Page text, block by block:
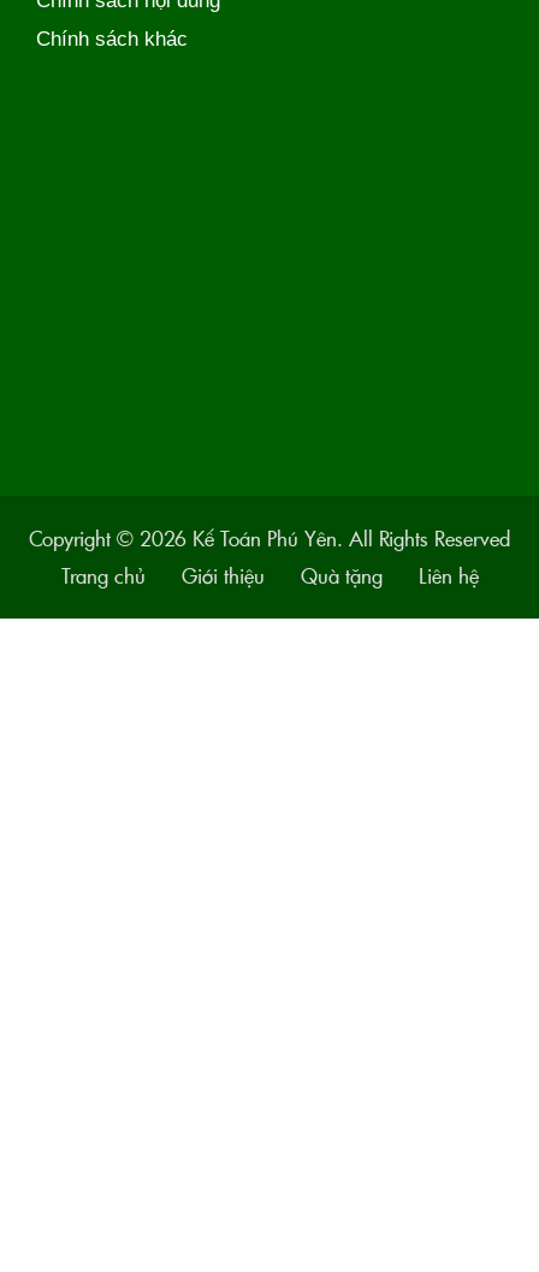
Chính sách khác
Copyright © 2026 Kế Toán Phú Yên. All Rights Reserved
Trang chủ
Giới thiệu Quà tặng Liên hệ